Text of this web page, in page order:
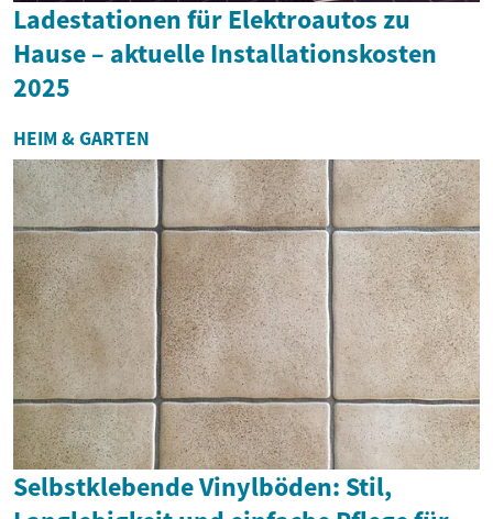
Ladestationen für Elektroautos zu
Hause – aktuelle Installationskosten
2025
HEIM & GARTEN
Selbstklebende Vinylböden: Stil,